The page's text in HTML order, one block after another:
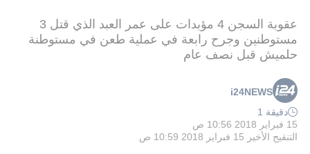
عقوبة السجن 4 مؤبدات على عمر العبد الذي قتل 3
مستوطنين وجرح رابعة في عملية طعن في مستوطنة
حلميش قبل نصف عام
i24NEWS
دقيقة 1
15 فبراير 2018 10:56 ص
التنقيح الأخير 15 فبراير 2018 10:59 ص